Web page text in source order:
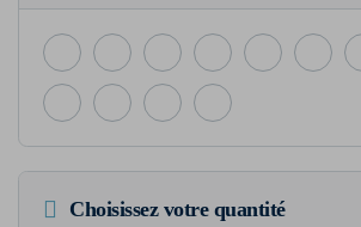
Choisissez votre quantité